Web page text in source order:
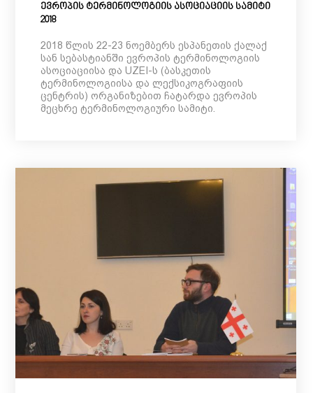
ევროპის ტერმინოლოგიის ასოციაციის სამიტი
2018
2018 წლის 22-23 ნოემბერს ესპანეთის ქალაქ
სან სებასტიანში ევროპის ტერმინოლოგიის
ასოციაციისა და UZEI-ს (ბასკეთის
ტერმინოლოგიისა და ლექსიკოგრაფიის
ცენტრის) ორგანიზებით ჩატარდა ევროპის
მეცხრე ტერმინოლოგიური სამიტი.